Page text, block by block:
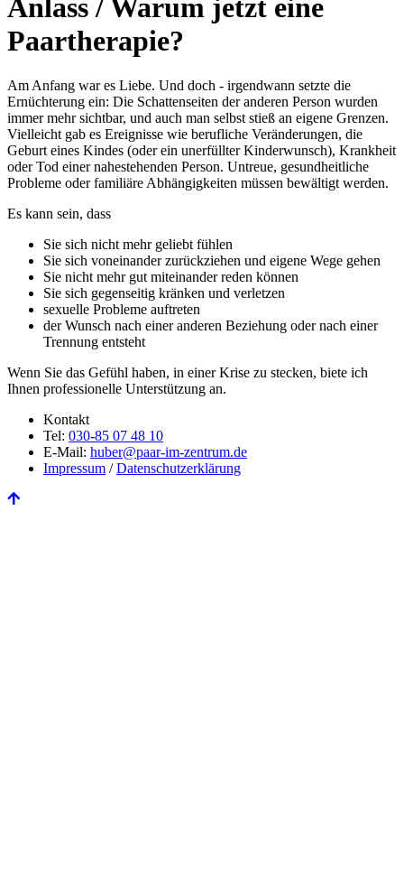
Anlass/ Warum jetzt eine
Paartherapie?
Am Anfang war es Liebe. Und doch - irgendwann setzte die
Ernüchterung ein: Die Schattenseiten der anderen Person wurden
immer mehr sichtbar, und auch man selbst stieß an eigene Grenzen.
Vielleicht gab es Ereignisse wie berufliche Veränderungen, die
Geburt eines Kindes (oder ein unerfüllter Kinderwunsch), Krankheit
oder Tod einer nahestehenden Person. Untreue, gesundheitliche
Probleme oder familiäre Abhängigkeiten müssen bewältigt werden.
Es kann sein, dass
Sie sich nicht mehr geliebt fühlen
Sie sich voneinander zurückziehen und eigene Wege gehen
Sie nicht mehr gut miteinander reden können
Sie sich gegenseitig kränken und verletzen
sexuelle Probleme auftreten
der Wunsch nach einer anderen Beziehung oder nach einer
Trennung entsteht
Wenn Sie das Gefühl haben, in einer Krise zu stecken, biete ich
Ihnen professionelle Unterstützung an.
Kontakt
Tel: 030-85 07 48 10
E-Mail: huber@paar-im-zentrum.de
Impressum /Datenschutzerklärung